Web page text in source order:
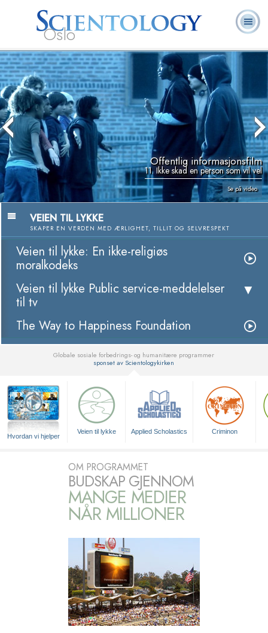
Oslo
L. Ron
Hubbard
Hva er
Scientology?
Frivillige
prester
Ofte stilte
spørsmål
Offentlig informasjonsfilm
11. Ikke skad en person som vil vel
Se på video
VEIEN TIL LYKKE
SKAPER EN VERDEN MED ÆRLIGHET, TILLIT OG SELVRESPEKT
Veien til lykke: En ikke-religiøs
moralkodeks
Veien til lykke Public service-meddelelser
til tv
The Way to Happiness Foundation
Globale sosiale forbedrings- og humanitære programmer
sponset av Scientologykirken
Hvordan vi hjelper
Veien til lykke Applied Scholastics Criminon
OM PROGRAMMET
BUDSKAP GJENNOM
MANGE MEDIER
NÅR MILLIONER